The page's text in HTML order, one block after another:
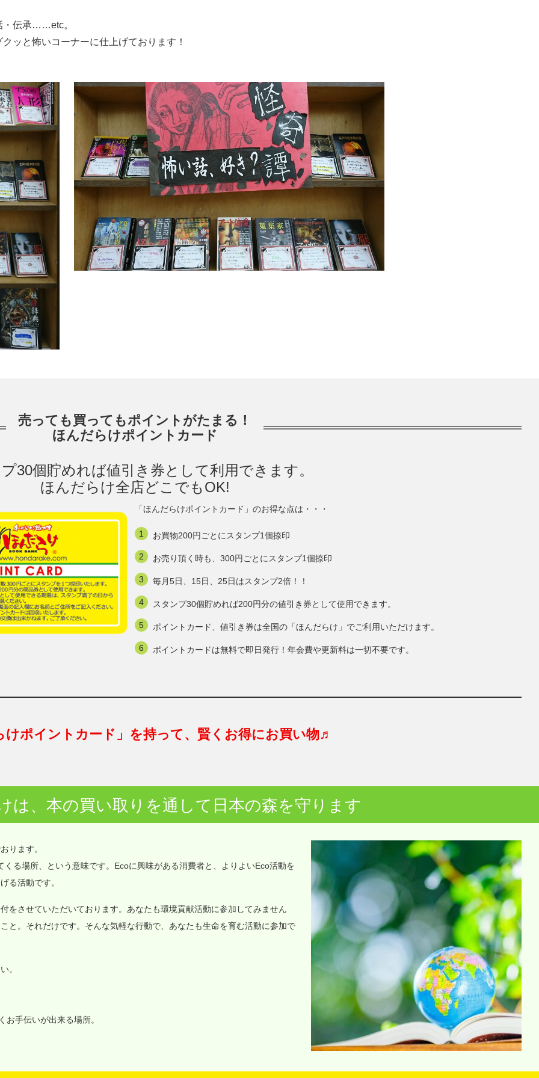
・伝承……etc。
ッと怖いコーナーに仕上げております！
売っても買ってもポイントがたまる！
ほんだらけポイントカード
30個貯めれば値引き券として利用できます。
ほんだらけ全店どこでもOK!
「ほんだらけポイントカード」のお得な点は・・・
お買物200円ごとにスタンプ1個捺印
お売り頂く時も、300円ごとにスタンプ1個捺印
毎月5日、15日、25日はスタンプ2倍！！
スタンプ30個貯めれば200円分の値引き券として使用できます。
ポイントカード、値引き券は全国の「ほんだらけ」でご利用いただけます。
ポイントカードは無料で即日発行！年会費や更新料は一切不要です。
けポイントカード」を持って、賢くお得にお買い物♬
は、本の買い取りを通して日本の森を守ります
ります。
る場所、という意味です。Ecoに興味がある消費者と、よりよいEco活動を
る活動です。
をさせていただいております。あなたも環境貢献活動に参加してみません
と。それだけです。そんな気軽な行動で、あなたも生命を育む活動に参加で
。
手伝いが出来る場所。